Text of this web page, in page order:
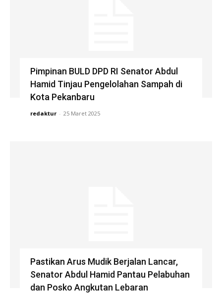
Pimpinan BULD DPD RI Senator Abdul
Hamid Tinjau Pengelolahan Sampah di
Kota Pekanbaru
redaktur - 25 Maret 2025
Pastikan Arus Mudik Berjalan Lancar,
Senator Abdul Hamid Pantau Pelabuhan
dan Posko Angkutan Lebaran